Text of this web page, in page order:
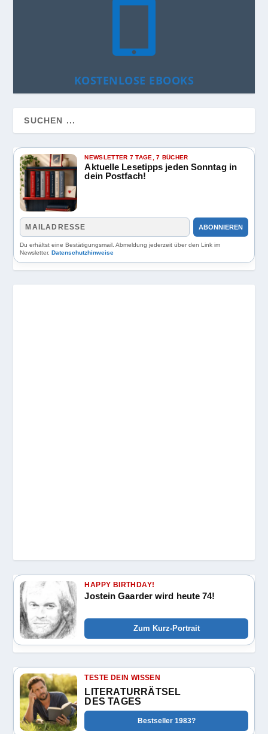
KOSTENLOSE EBOOKS
NEWSLETTER 7 TAGE, 7 BÜCHER
Aktuelle Lesetipps jeden Sonntag in
dein Postfach!
ABONNIEREN
Du erhältst eine Bestätigungsmail. Abmeldung jederzeit über den Link im
Newsletter.Datenschutzhinweise
HAPPY BIRTHDAY!
Jostein Gaarder wird heute 74!
Zum Kurz-Portrait
TESTE DEIN WISSEN
LITERATURRÄTSEL
DES TAGES
Bestseller 1983?